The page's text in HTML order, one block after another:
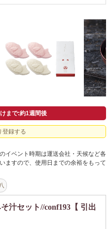
まで:約1週間後
登録する
イベント時期は運送会社・天候など各
ますので、使用日までの余裕をもって
汁セット//conf193【 引出